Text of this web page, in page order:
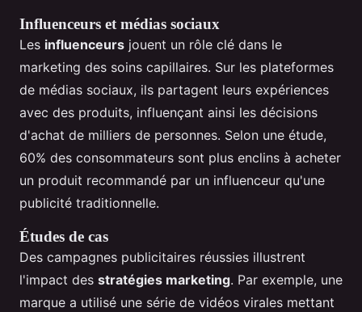
Influenceurs et médias sociaux
Les influenceurs jouent un rôle clé dans le
marketing des soins capillaires. Sur les plateformes
de médias sociaux, ils partagent leurs expériences
avec des produits, influençant ainsi les décisions
d'achat de milliers de personnes. Selon une étude,
60% des consommateurs sont plus enclins à acheter
un produit recommandé par un influenceur qu'une
publicité traditionnelle.
Études de cas
Des campagnes publicitaires réussies illustrent
l'impact des stratégies marketing. Par exemple, une
marque a utilisé une série de vidéos virales mettant